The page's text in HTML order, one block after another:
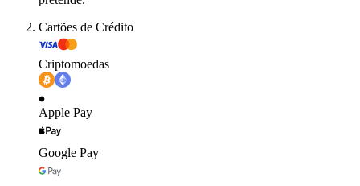
Cartões de Crédito
Criptomoedas
Apple Pay
Google Pay